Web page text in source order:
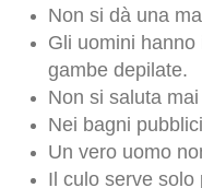
Non si dà una
Gli uomini
gambe depilate.
Non si saluta
Nei bagni
Un vero uomo
Il culo serve solo